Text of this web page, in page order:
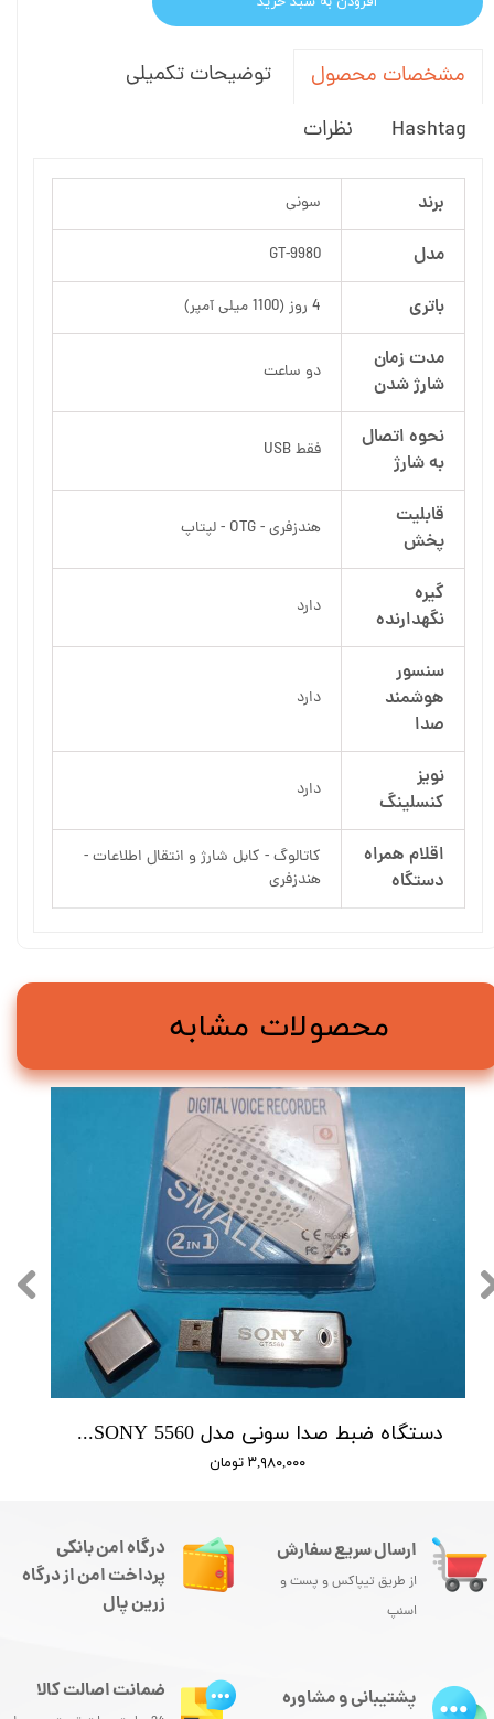
مشخصات محصول
توضیحات تکمیلی
Hashtag
نظرات
برند سونی
مدل GT-9980
باتری 4 روز (1100 میلی آمپر)
مدت زمان
شارژ شدن
دو ساعت
نحوه اتصال
به شارژ
فقط USB
قابلیت
پخش
هندزفری - OTG - لپتاپ
گیره
نگهدارنده
دارد
سنسور
هوشمند
صدا
دارد
نویز
کنسلینگ
دارد
اقلام همراه
دستگاه
کاتالوگ - کابل شارژ و انتقال اطلاعات -
هندزفری
دستگاه ضبط صدا سونی مدل SONY 5560 - حافظه 16 گیگابایت
۳,۹۸۰,۰۰۰ تومان
محصولات مشابه
ارسال سریع سفارش
از طریق تیپاکس و پست و
اسنپ
درگاه امن بانکی
پرداخت امن از درگاه
زرین پال
پشتیبانی و مشاوره ضمانت اصالت کالا